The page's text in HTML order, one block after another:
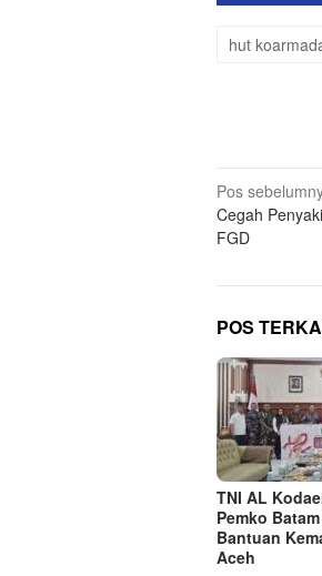
hut
pos
Pos
Cegah
FGD
POS
TNI AL
Pemko
Bantuan
Aceh